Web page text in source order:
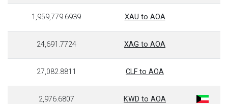
XAU to AOA
1,959,779.6939
XAG to AOA
24,691.7724
CLF to AOA
27,082.8811
KWD to AOA
2,976.6807